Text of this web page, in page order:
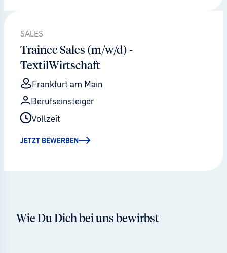
SALES
Trainee Sales (m/w/d) -
TextilWirtschaft
Frankfurt am Main
Berufseinsteiger
Vollzeit
JETZT BEWERBEN
Wie Du Dich bei uns bewirbst